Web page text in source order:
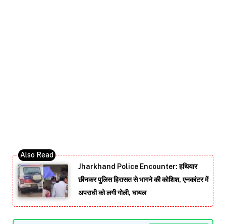
Jharkhand Police Encounter: हथियार
छीनकर पुलिस हिरासत से भागने की कोशिश, एनकांटर में
अपराधी को लगी गोली, घायल